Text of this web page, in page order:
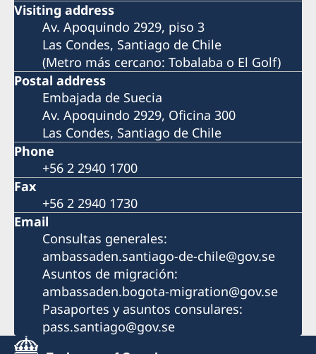
Visiting address
Av. Apoquindo 2929, piso 3
Las Condes, Santiago de Chile
(Metro más cercano: Tobalaba o El Golf)
Postal address
Embajada de Suecia
Av. Apoquindo 2929, Oficina 300
Las Condes, Santiago de Chile
Phone
+56 2 2940 1700
Fax
+56 2 2940 1730
Email
Consultas generales:
ambassaden.santiago-de-chile@gov.se
Asuntos de migración:
ambassaden.bogota-migration@gov.se
Pasaportes y asuntos consulares:
pass.santiago@gov.se